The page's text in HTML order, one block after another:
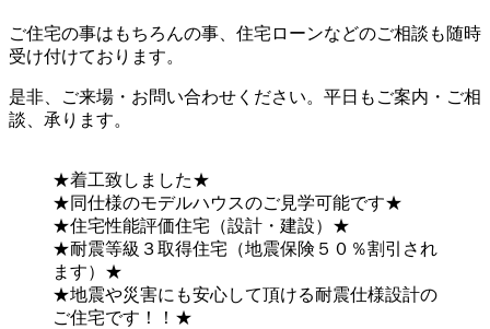
ご住宅の事はもちろんの事、住宅ローンなどのご相談も随時
受け付けております。
是非、ご来場・お問い合わせください。平日もご案内・ご相
談、承ります。
★着工致しました★
★同仕様のモデルハウスのご見学可能です★
★住宅性能評価住宅（設計・建設）★
★耐震等級３取得住宅（地震保険５０％割引され
ます）★
★地震や災害にも安心して頂ける耐震仕様設計の
ご住宅です！！★